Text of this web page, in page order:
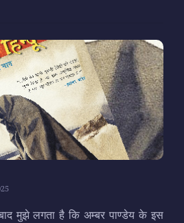
मुझे लगता है कि अम्बर पाण्डेय के इस